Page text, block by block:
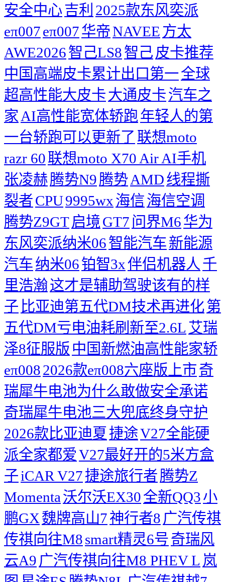
安全中心吉利 2025款东风奕派
eπ007eπ007华帝NAVEE 方太
AWE2026智己LS8智己 皮卡推荐
中国高端皮卡累计出口第一全球
超高性能大皮卡大通皮卡汽车之
家 AI高性能宽体轿跑年轻人的第
一台轿跑可以更新了 联想moto
razr 60联想moto X70 Air AI手机
张凌赫腾势N9腾势AMD线程撕
裂者CPU9995wx海信海信空调
腾势Z9GT启境GT7 问界M6华为
东风奕派纳米06智能汽车新能源
汽车纳米06铂智3x伴侣机器人 千
里浩瀚这才是辅助驾驶该有的样
子 比亚迪第五代DM技术再进化第
五代DM亏电油耗刷新至2.6L 艾瑞
泽8征服版 中国新燃油高性能家轿
eπ0082026款eπ008六座版上市奇
瑞犀牛电池为什么敢做安全承诺
奇瑞犀牛电池三大兜底终身守护
2026款比亚迪夏 捷途V27全能硬
派全家都爱V27最好开的5米方盒
子iCAR V27捷途旅行者腾势Z
Momenta 沃尔沃EX30全新QQ3小
鹏GX魏牌高山7神行者8 广汽传祺
传祺向往M8smart精灵6号奇瑞风
云A9 广汽传祺向往M8 PHEV L 岚